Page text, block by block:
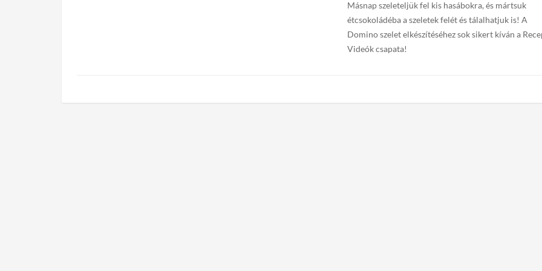
Másnap szeleteljük fel kis hasábokra, és mártsuk
étcsokoládéba a szeletek felét és tálalhatjuk is! A
Domino szelet elkészítéséhez sok sikert kíván a
Videók csapata!